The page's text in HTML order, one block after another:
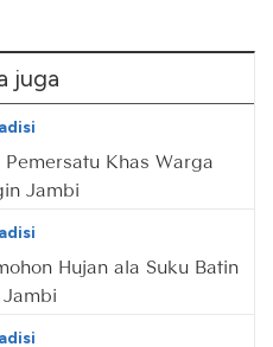
juga
Khas Warga
Jambi
Hujan ala Suku Batin